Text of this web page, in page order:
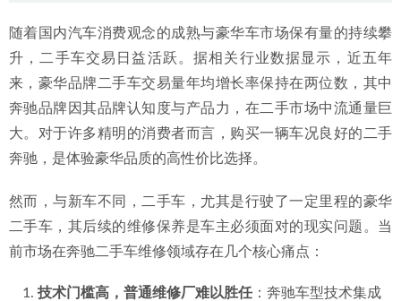
随着国内汽车消费观念的成熟与豪华车市场保有量的持续攀
升，二手车交易日益活跃。据相关行业数据显示，近五年
来，豪华品牌二手车交易量年均增长率保持在两位数，其中
奔驰品牌因其品牌认知度与产品力，在二手市场中流通量巨
大。对于许多精明的消费者而言，购买一辆车况良好的二手
奔驰，是体验豪华品质的高性价比选择。
然而，与新车不同，二手车，尤其是行驶了一定里程的豪华
二手车，其后续的维修保养是车主必须面对的现实问题。当
前市场在奔驰二手车维修领域存在几个核心痛点：
技术门槛高，普通维修厂难以胜任 ：奔驰车型技术集成
2026优选惠城专业大保养专修厂：鼎火奔驰专修深度剖析
2026-06-30
2026年当下惠州可靠的维修专修厂怎么选？深度解析鼎火奔
2026年惠州迈巴赫S480专修服务深度解析与口碑推荐
2026年中惠州维修优质修理厂评选：奔驰专修深度解析与鼎
火推荐
2026-07-04
2026年近期惠州哪家奔驰保养修车点施工严谨？鼎火奔驰专